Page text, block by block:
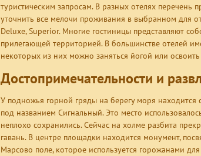
туристическим запросам. В разных отелях перечень
уточнить все мелочи проживания в выбранном для
Deluxe, Superior. Многие гостиницы представляют
прилегающей территорией. В большинстве отелей
некоторых из них можно заняться йогой или
Достопримечательности и
У подножья горной гряды на берегу моря
под названием Сигнальный. Это место
неплохо сохранились. Сейчас на холме разбита
гавань. В центре площадки находится монумент,
Марсово поле, которое используется горожанами